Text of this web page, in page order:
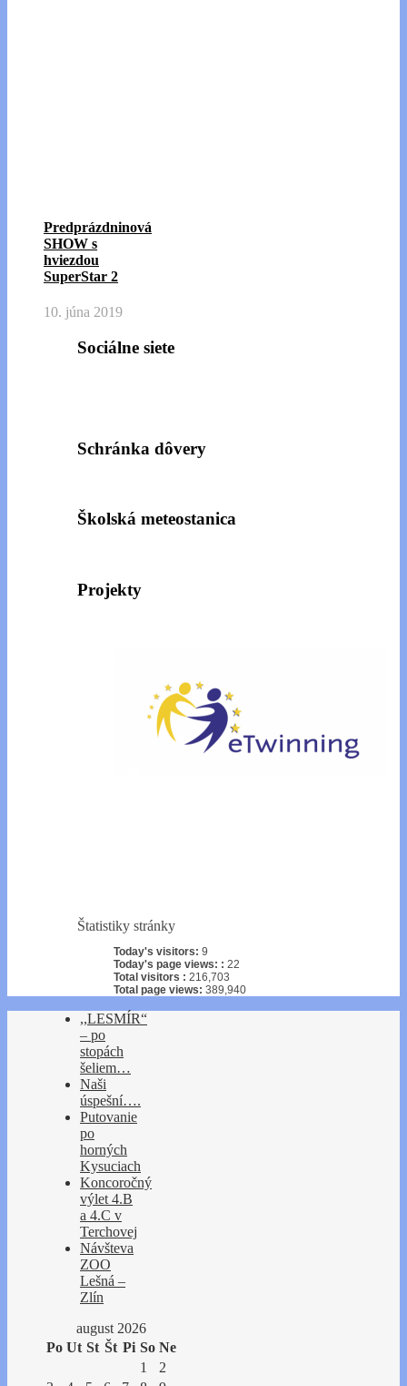
Predprázdninová
SHOW s
hviezdou
SuperStar 2
10. júna 2019
Sociálne siete
Schránka dôvery
Školská meteostanica
Projekty
Štatistiky stránky
Today's visitors: 9
Today's page views: : 22
Total visitors : 216,703
Total page views: 389,940
,,LESMÍR“
– po
stopách
šeliem…
Naši
úspešní….
Putovanie
po
horných
Kysuciach
Koncoročný
výlet 4.B
a 4.C v
Terchovej
Návšteva
ZOO
Lešná –
Zlín
august 2026
Po Ut St Št Pi So Ne
1
2